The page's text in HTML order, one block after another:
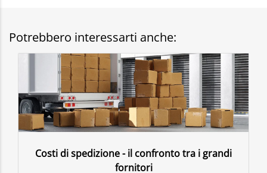
Potrebbero interessarti anche:
Costi di spedizione - il confronto tra i grandi
fornitori